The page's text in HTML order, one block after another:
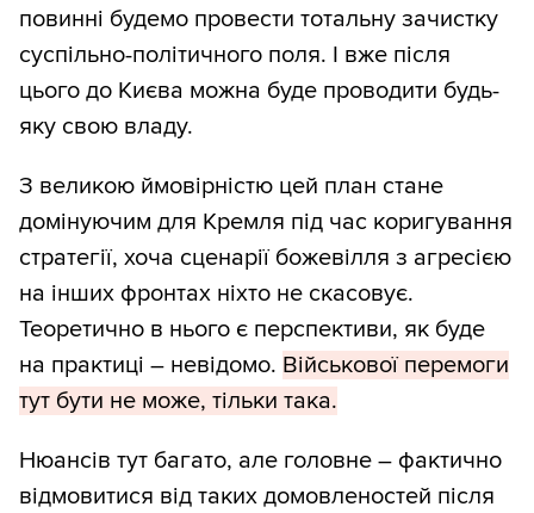
повинні будемо провести тотальну зачистку
суспільно-політичного поля. І вже після
цього до Києва можна буде проводити будь-
яку свою владу.
З великою ймовірністю цей план стане
домінуючим для Кремля під час коригування
стратегії, хоча сценарії божевілля з агресією
на інших фронтах ніхто не скасовує.
Теоретично в нього є перспективи, як буде
на практиці – невідомо. Військової перемоги
тут бути не може, тільки така.
Нюансів тут багато, але головне – фактично
відмовитися від таких домовленостей після